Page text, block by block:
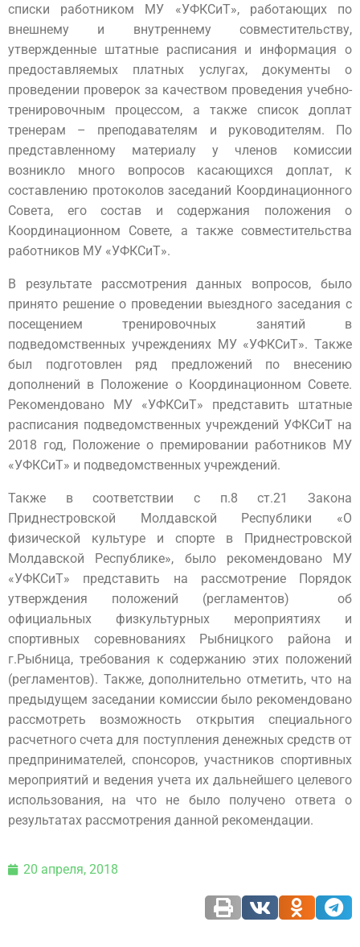
списки работником МУ «УФКСиТ», работающих по
внешнему и внутреннему совместительству,
утвержденные штатные расписания и информация о
предоставляемых платных услугах, документы о
проведении проверок за качеством проведения учебно-
тренировочным процессом, а также список доплат
тренерам – преподавателям и руководителям. По
представленному материалу у членов комиссии
возникло много вопросов касающихся доплат, к
составлению протоколов заседаний Координационного
Совета, его состав и содержания положения о
Координационном Совете, а также совместительства
работников МУ «УФКСиТ».
В результате рассмотрения данных вопросов, было
принято решение о проведении выездного заседания с
посещением тренировочных занятий в
подведомственных учреждениях МУ «УФКСиТ». Также
был подготовлен ряд предложений по внесению
дополнений в Положение о Координационном Совете.
Рекомендовано МУ «УФКСиТ» представить штатные
расписания подведомственных учреждений УФКСиТ на
2018 год, Положение о премировании работников МУ
«УФКСиТ» и подведомственных учреждений.
Также в соответствии с п.8 ст.21 Закона
Приднестровской Молдавской Республики «О
физической культуре и спорте в Приднестровской
Молдавской Республике», было рекомендовано МУ
«УФКСиТ» представить на рассмотрение Порядок
утверждения положений (регламентов) об
официальных физкультурных мероприятиях и
спортивных соревнованиях Рыбницкого района и
г.Рыбница, требования к содержанию этих положений
(регламентов). Также, дополнительно отметить, что на
предыдущем заседании комиссии было рекомендовано
рассмотреть возможность открытия специального
расчетного счета для поступления денежных средств от
предпринимателей, спонсоров, участников спортивных
мероприятий и ведения учета их дальнейшего целевого
использования, на что не было получено ответа о
результатах рассмотрения данной рекомендации.
20 апреля, 2018